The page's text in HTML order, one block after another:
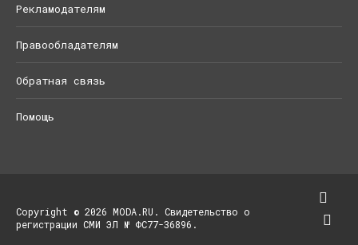
Рекламодателям
Правообладателям
Обратная связь
Помощь
Copyright © 2026 MODA.RU. Свидетельство о
регистрации СМИ ЭЛ № ФС77-36896.